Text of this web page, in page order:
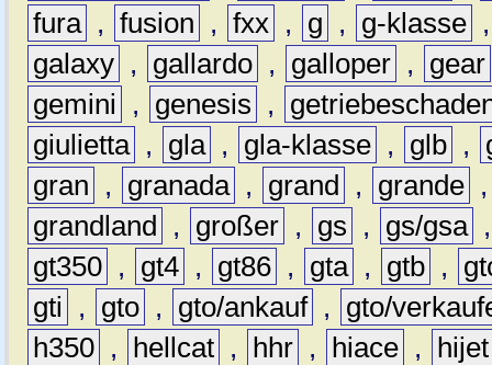
fura , fusion , fxx , g , g-klasse
galaxy , gallardo , galloper ,
gear
gemini
, genesis ,
giulietta , gla , gla-klasse , glb ,
gran
, granada , grand , grande
grandland
, großer , gs , gs/gsa
gt350 , gt4 , gt86 , gta , gtb ,
gti
, gto , gto/ankauf ,
gto/
h350 , hellcat , hhr , hiace ,
hijet